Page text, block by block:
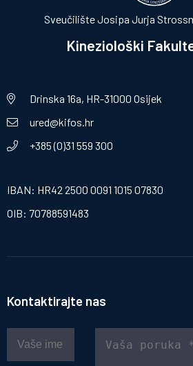
Sveučilište Josipa Jurja
Kineziološki
Drinska 16a, HR-31000 Osijek
ured@kifos.hr
+385 (0)31 559 300
IBAN: HR42 2500 0091 1015 07830
OIB: 70788591483
Kontaktirajte nas